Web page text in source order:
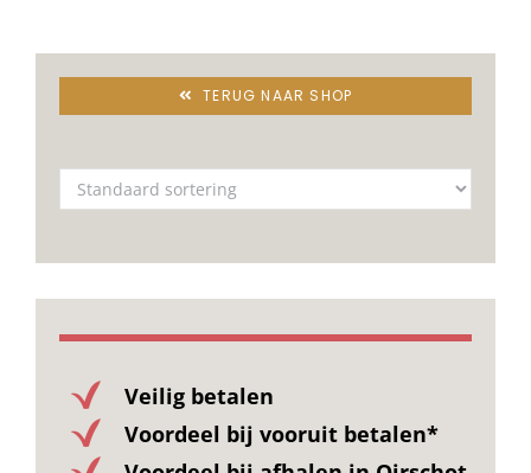
TERUG NAAR SHOP
Veilig betalen
Voordeel bij vooruit betalen*